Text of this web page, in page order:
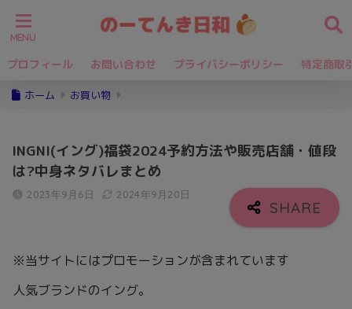
プロフィール お問い合わせ プライバシーポリシー 特定商取
ホーム お買い物
INGNI(イング)福袋2024予約方法や販売店舗・値段
は?中身ネタバレまとめ
2023年9月6日 2024年9月20日
※当サイトにはプロモーションが含まれています
人気ブランドのイング。